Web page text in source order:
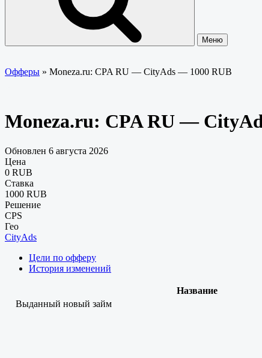
Меню
Офферы » Moneza.ru: CPA RU — CityAds — 1000 RUB
Moneza.ru: CPA RU —
Обновлен 6 августа 2026
Цена
0 RUB
Ставка
1000 RUB
Решение
CPS
Гео
CityAds
Цели по офферу
История изменений
Название
Выданный новый займ